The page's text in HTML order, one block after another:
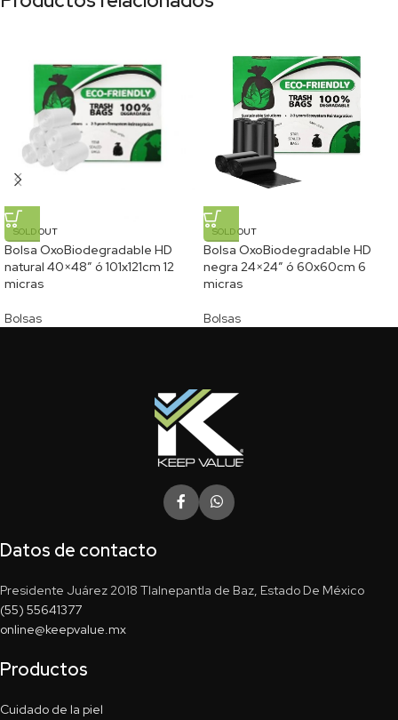
SOLD OUT
Bolsa OxoBiodegradable HD
natural 40×48″ ó 101x121cm 12
micras
Bolsas
SOLD OUT
Bolsa OxoBiodegradable HD
negra 24×24″ ó 60x60cm 6
micras
Bolsas
Datos de contacto
Presidente Juárez 2018 Tlalnepantla de Baz, Estado De México
(55) 55641377
online@keepvalue.mx
Productos
Cuidado de la piel